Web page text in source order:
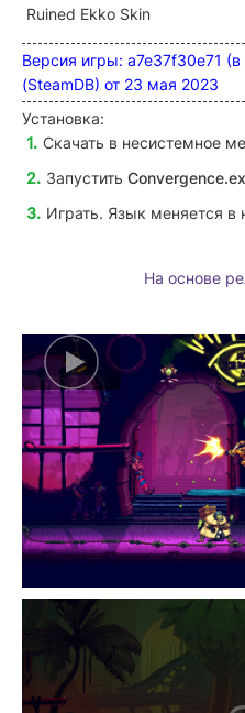
Ruined Ekko Skin
Версия игры: a7e37f30e71
(SteamDB) от 23 мая 2023
Установка:
Скачать в несистемное
Запустить Convergence
Играть. Язык меняется в
На основе